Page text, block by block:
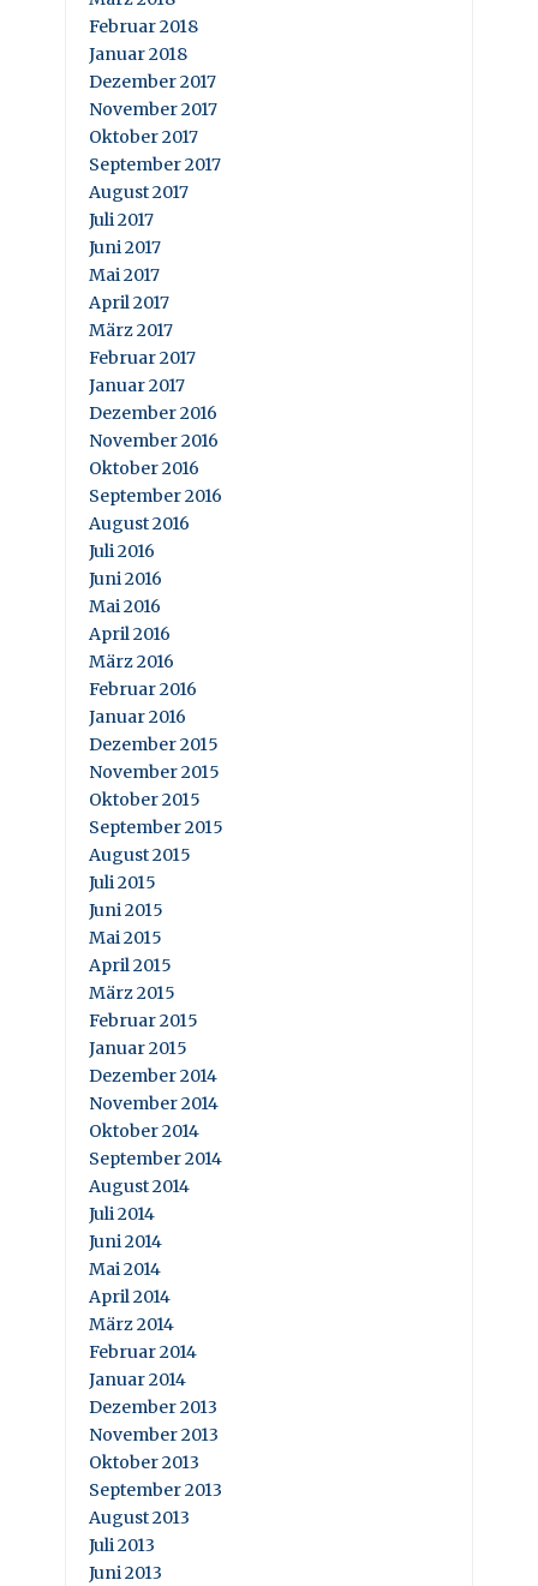
Februar 2018
Januar 2018
Dezember 2017
November 2017
Oktober 2017
September 2017
August 2017
Juli 2017
Juni 2017
Mai 2017
April 2017
März 2017
Februar 2017
Januar 2017
Dezember 2016
November 2016
Oktober 2016
September 2016
August 2016
Juli 2016
Juni 2016
Mai 2016
April 2016
März 2016
Februar 2016
Januar 2016
Dezember 2015
November 2015
Oktober 2015
September 2015
August 2015
Juli 2015
Juni 2015
Mai 2015
April 2015
März 2015
Februar 2015
Januar 2015
Dezember 2014
November 2014
Oktober 2014
September 2014
August 2014
Juli 2014
Juni 2014
Mai 2014
April 2014
März 2014
Februar 2014
Januar 2014
Dezember 2013
November 2013
Oktober 2013
September 2013
August 2013
Juli 2013
Juni 2013